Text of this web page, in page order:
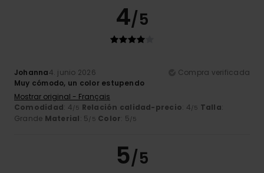
4/5
Johanna4. junio 2026
Compra verificada
Muy cómodo, un color estupendo
Mostrar original - Français
Comodidad: 4/5 Relación calidad-precio: 4/5 Talla:
Grande Material: 5/5 Color: 5/5
5/5